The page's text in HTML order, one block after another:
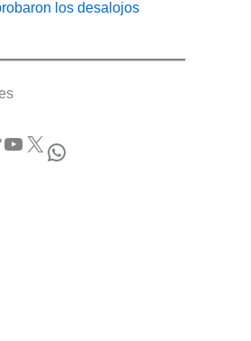
los desalojos
YouTube X WhatsApp